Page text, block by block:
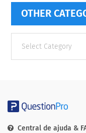
OTHER
categories
Central de ajuda &